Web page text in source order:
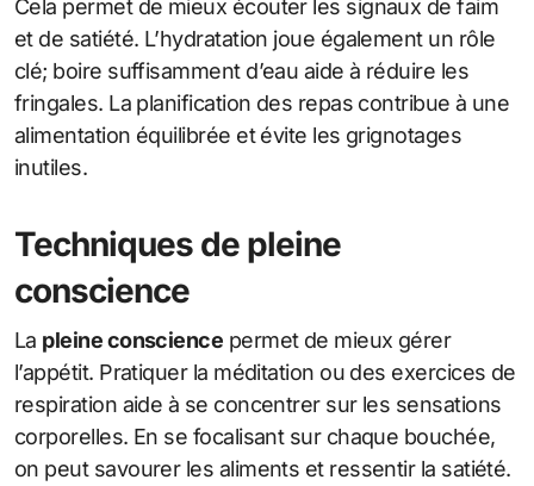
Cela permet de mieux écouter les signaux de faim
et de satiété. L’hydratation joue également un rôle
clé; boire suffisamment d’eau aide à réduire les
fringales. La planification des repas contribue à une
alimentation équilibrée et évite les grignotages
inutiles.
Techniques de pleine
conscience
La pleine conscience permet de mieux gérer
l’appétit. Pratiquer la méditation ou des exercices de
respiration aide à se concentrer sur les sensations
corporelles. En se focalisant sur chaque bouchée,
on peut savourer les aliments et ressentir la satiété.